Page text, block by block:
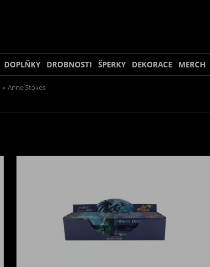
DOPLŇKY DROBNOSTI ŠPERKY DEKORACE MERCH
» Anne Stokes